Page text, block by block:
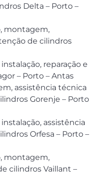
Delta – Porto –
montagem,
de cilindros
reparação e
– Porto – Antas
assistência técnica
Gorenje – Porto
assistência
Orfesa – Porto –
montagem,
cilindros Vaillant –